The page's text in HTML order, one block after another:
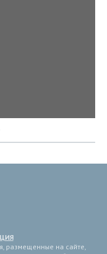
размещенные на сайте,